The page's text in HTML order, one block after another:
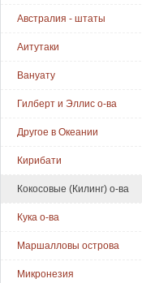
Австралия - штаты
Аитутаки
Вануату
Гилберт и Эллис о-ва
Другое в Океании
Кирибати
Кокосовые (Килинг) о-ва
Кука о-ва
Маршалловы острова
Микронезия